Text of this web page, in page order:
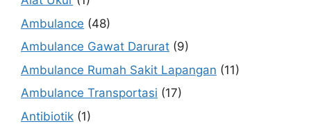
Ambulance (48)
Ambulance Gawat Darurat (9)
Ambulance Rumah Sakit Lapangan (11)
Ambulance Transportasi (17)
Antibiotik (1)